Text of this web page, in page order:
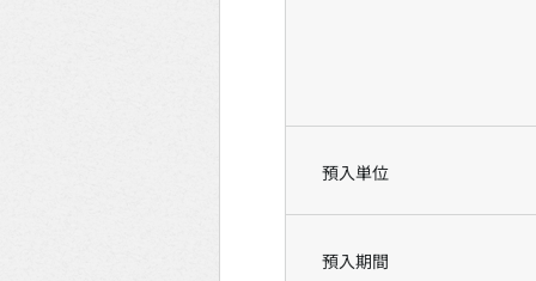
預入単位
預入期間